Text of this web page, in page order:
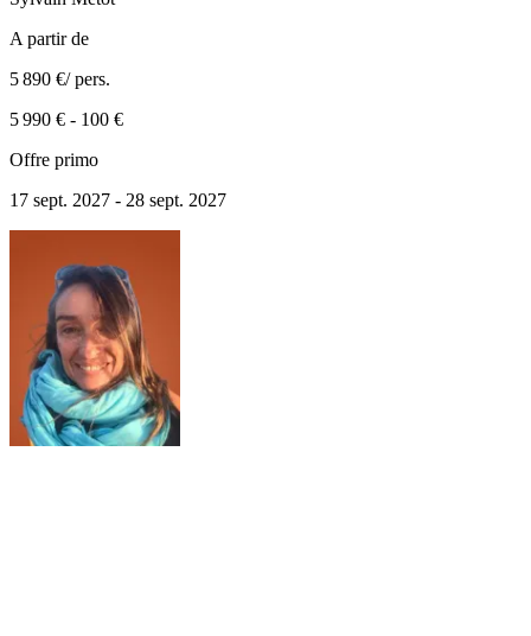
A partir de
5 890 €/ pers.
5 990 € - 100 €
Offre primo
17 sept. 2027 - 28 sept. 2027